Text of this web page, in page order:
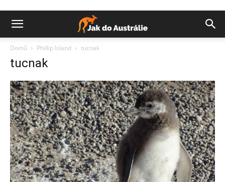
Domů Phillip Island tucnak
tucnak